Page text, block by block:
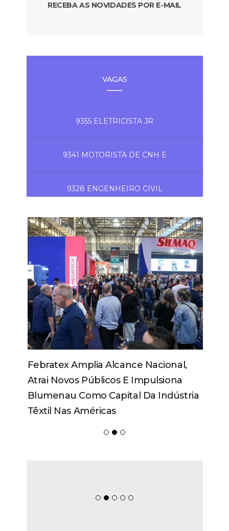
RECEBA AS NOVIDADES POR E-MAIL
VAGAS
9355 ELETRICISTA JR
9341 MOTORISTA DE CNH E
9328 ENGENHEIRO CIVIL
Febratex Amplia Alcance Nacional,
Atrai Novos Públicos E Impulsiona
Blumenau Como Capital Da Indústria
Têxtil Nas Américas